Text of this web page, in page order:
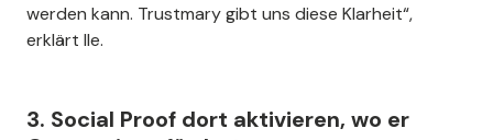
werden kann. Trustmary gibt uns diese Klarheit“,
erklärt Ile.
3. Social Proof dort aktivieren, wo er